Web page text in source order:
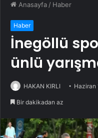
Anasayfa / Haber
Haber
İnegöllü
ünlü
HAKAN KIRLI Haziran
Bir dakikadan az